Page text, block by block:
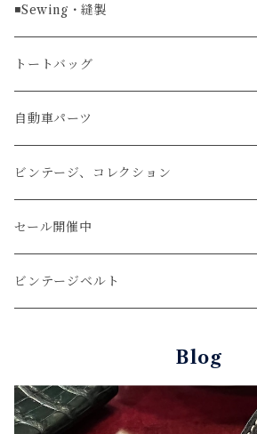
ラグ幅24mm
時計ベルト
マネークリップ
腕時計
コインケース
キーホルダー
キーケース
ライターケース
レザーウォッチ
文字盤Mサイズ（φ33mm）
文字盤Sサイズ（φ26mm）
レザーウォレット
ロング
ショート
タバコケース
カードケース
ウォレットロープ
クロコダイル
パイソン
リザード
エレファント
ガルーシャ（エイ）
アリゲーター
コードバン
◾️Sewing・縫製
ハンドステッチ（手縫い）仕立て
ミシンステッチ仕立て
トートバッグ
自動車パーツ
ステアリング
シフトノブ
ビンテージ、コレクション
ウッドキーホルダー
ZIPPO/ジッポー・ライター
セール開催中
ビンテージベルト
Blog